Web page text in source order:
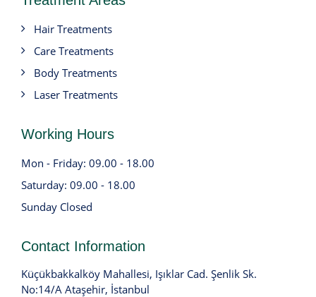
Hair Treatments
Care Treatments
Body Treatments
Laser Treatments
Working Hours
Mon - Friday: 09.00 - 18.00
Saturday: 09.00 - 18.00
Sunday Closed
Contact Information
Küçükbakkalköy Mahallesi, Işıklar Cad. Şenlik Sk.
No:14/A Ataşehir, İstanbul